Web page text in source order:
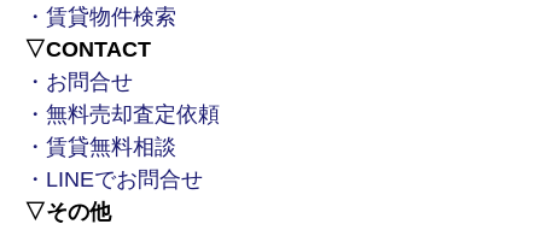
・賃貸物件検索
▽CONTACT
・お問合せ
・無料売却査定依頼
・賃貸無料相談
・LINEでお問合せ
▽その他